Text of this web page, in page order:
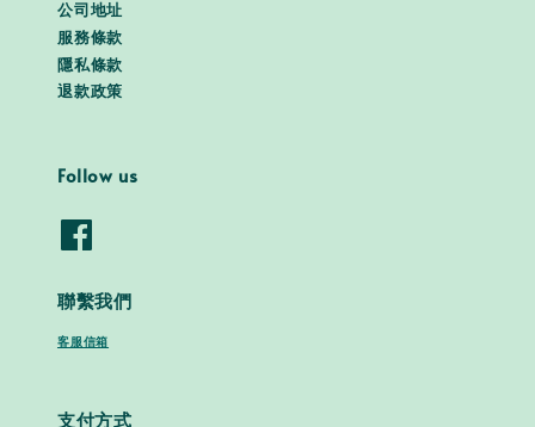
公司地址
服務條款
隱私條款
退款政策
Follow us
聯繫我們
客服信箱
支付方式